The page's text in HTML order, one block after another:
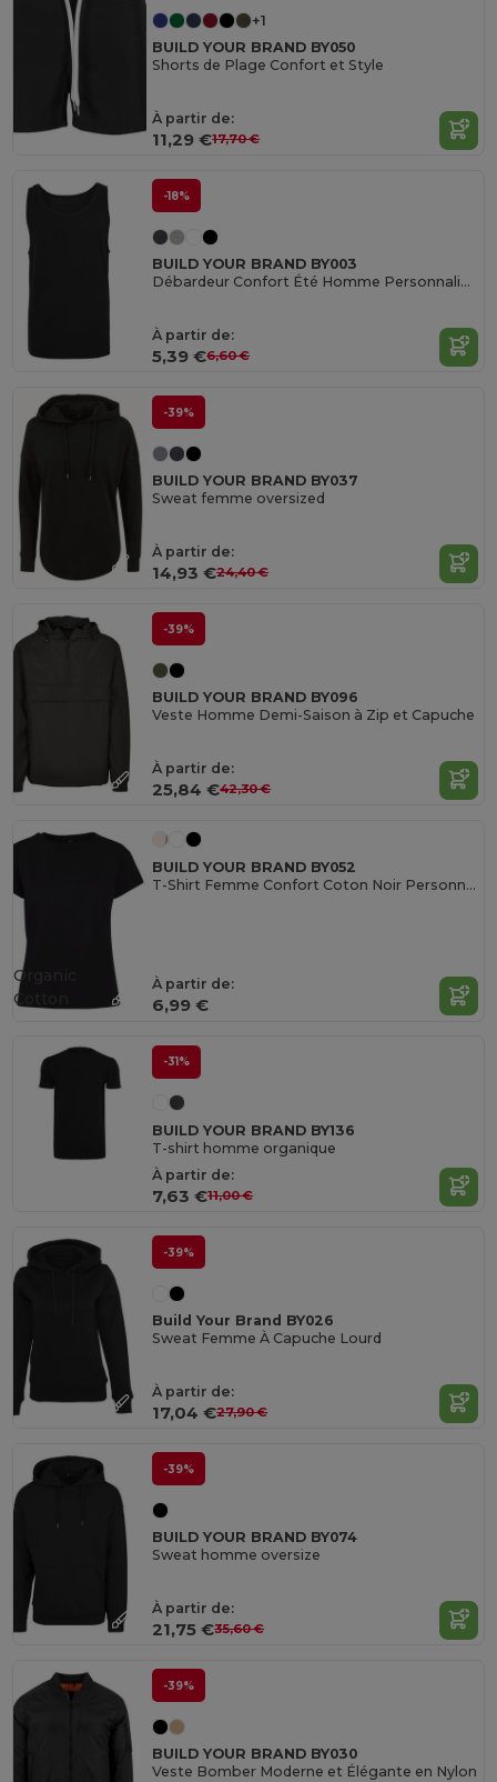
+1
BUILD YOUR BRAND BY050
Shorts de Plage Confort et Style
À partir de:
11,29 €17,70 €
-18%
BUILD YOUR BRAND BY003
Débardeur Confort Été Homme Personnalisable
À partir de:
5,39 €6,60 €
-39%
BUILD YOUR BRAND BY037
Sweat femme oversized
À partir de:
14,93 €24,40 €
-39%
BUILD YOUR BRAND BY096
Veste Homme Demi-Saison à Zip et Capuche
À partir de:
25,84 €42,30 €
BUILD YOUR BRAND BY052
T-Shirt Femme Confort Coton Noir Personnalisable
À partir de:
6,99 €
Organic
Cotton
-31%
BUILD YOUR BRAND BY136
T-shirt homme organique
À partir de:
7,63 €11,00 €
-39%
Build Your Brand BY026
Sweat Femme À Capuche Lourd
À partir de:
17,04 €27,90 €
-39%
BUILD YOUR BRAND BY074
Sweat homme oversize
À partir de:
21,75 €35,60 €
-39%
BUILD YOUR BRAND BY030
Veste Bomber Moderne et Élégante en Nylon